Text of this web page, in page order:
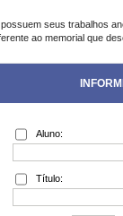
seus trabalhos
ao memorial que
Aluno:
Título: